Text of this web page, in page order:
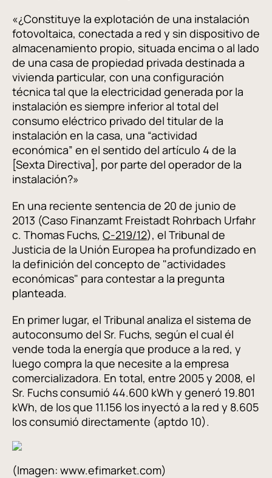
«¿Constituye la explotación de una instalación
fotovoltaica, conectada a red y sin dispositivo de
almacenamiento propio, situada encima o al lado
de una casa de propiedad privada destinada a
vivienda particular, con una configuración
técnica tal que la electricidad generada por la
instalación es siempre inferior al total del
consumo eléctrico privado del titular de la
instalación en la casa, una “actividad
económica” en el sentido del artículo 4 de la
[Sexta Directiva], por parte del operador de la
instalación?»
En una reciente sentencia de 20 de junio de
2013 (Caso Finanzamt Freistadt Rohrbach Urfahr
c. Thomas Fuchs, C-219/12), el Tribunal de
Justicia de la Unión Europea ha profundizado en
la definición del concepto de "actividades
económicas" para contestar a la pregunta
planteada.
En primer lugar, el Tribunal analiza el sistema de
autoconsumo del Sr. Fuchs, según el cual él
vende toda la energía que produce a la red, y
luego compra la que necesite a la empresa
comercializadora. En total, entre 2005 y 2008, el
Sr. Fuchs consumió 44.600 kWh y generó 19.801
kWh, de los que 11.156 los inyectó a la red y 8.605
los consumió directamente (aptdo 10).
(Imagen: www.efimarket.com)